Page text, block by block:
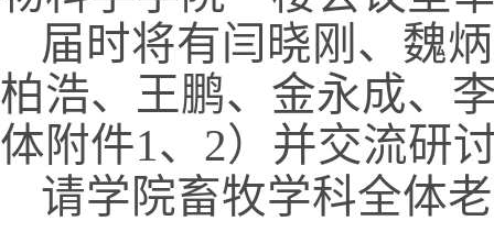
届时将有闫晓刚、魏
柏浩、王鹏、金永成、
体附件1、 2）并交流研
请学院畜牧学科全体